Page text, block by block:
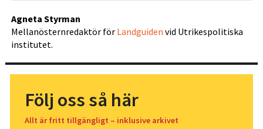
Agneta Styrman
Mellanösternredaktör för Landguiden vid Utrikespolitiska
institutet.
Följ oss så här
Allt är fritt tillgängligt – inklusive arkivet